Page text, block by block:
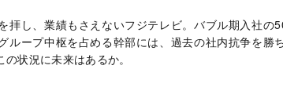
拝し、業績もさえないフジテレビ。バブル期入社の
ループ中枢を占める幹部には、過去の社内抗争を勝
状況に未来はあるか。